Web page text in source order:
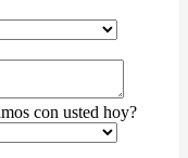
con usted hoy?